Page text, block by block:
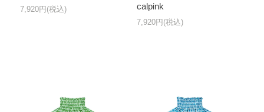
7,920円(税込)
calpink
7,920円(税込)